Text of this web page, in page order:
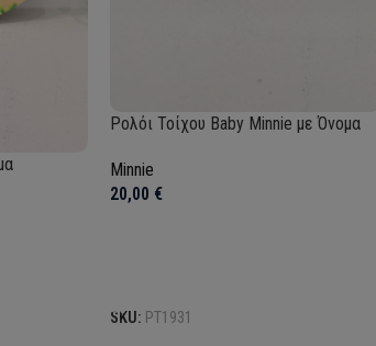
Ρολόι Τοίχου Baby Minnie με Όνομα
Minnie
20,00 €
SKU: PT1931